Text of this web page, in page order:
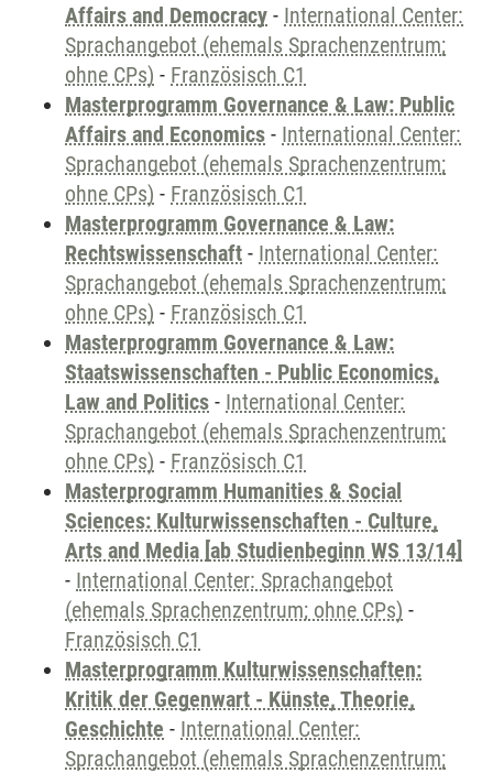
Affairs and Democracy - International Center:
Sprachangebot (ehemals Sprachenzentrum;
ohne CPs) - Französisch C1
Masterprogramm Governance & Law: Public
Affairs and Economics - International Center:
Sprachangebot (ehemals Sprachenzentrum;
ohne CPs) - Französisch C1
Masterprogramm Governance & Law:
Rechtswissenschaft - International Center:
Sprachangebot (ehemals Sprachenzentrum;
ohne CPs) - Französisch C1
Masterprogramm Governance & Law:
Staatswissenschaften - Public Economics,
Law and Politics - International Center:
Sprachangebot (ehemals Sprachenzentrum;
ohne CPs) - Französisch C1
Masterprogramm Humanities & Social
Sciences: Kulturwissenschaften - Culture,
Arts and Media [ab Studienbeginn WS 13/14]
- International Center: Sprachangebot
(ehemals Sprachenzentrum; ohne CPs) -
Französisch C1
Masterprogramm Kulturwissenschaften:
Kritik der Gegenwart - Künste, Theorie,
Geschichte - International Center:
Sprachangebot (ehemals Sprachenzentrum;